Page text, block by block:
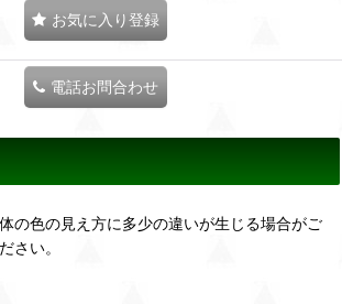
お気に入り登録
電話お問合わせ
の色の見え方に多少の違いが生じる場合がご
さい。